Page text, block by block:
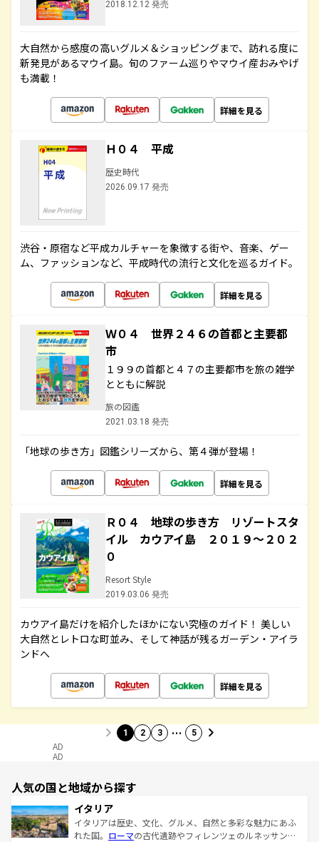
2018.12.12 発売
大自然から感度の高いグルメ＆ショッピングまで、訪れる度に
新発見があるマウイ島。旬のファーム巡りやマウイ産おみやげ
も満載！
詳細を見る
Ｈ０４ 平成
歴史時代
2026.09.17 発売
渋谷・原宿など平成カルチャーを象徴する街や、音楽、ゲー
ム、ファッションなど、平成時代の流行と文化を巡るガイド。
詳細を見る
Ｗ０４ 世界２４６の首都と主要都
市
１９９の首都と４７の主要都市を旅の雑学
とともに解説
旅の図鑑
2021.03.18 発売
「地球の歩き方」図鑑シリーズから、第４弾が登場！
詳細を見る
Ｒ０４ 地球の歩き方 リゾートスタ
イル カウアイ島 ２０１９～２０２
０
Resort Style
2019.03.06 発売
カウアイ島だけを紹介したほかにない究極のガイド！ 美しい
大自然とレトロな町並み、そして神話が残るガーデン・アイラ
ンドへ
詳細を見る
1 2 3 … 5
AD
AD
人気の国と地域から探す
イタリア
イタリアは歴史、文化、グルメ、自然と多彩な魅力にあふ
れた国。 ローマの古代遺跡やフィレンツェのルネッサンス